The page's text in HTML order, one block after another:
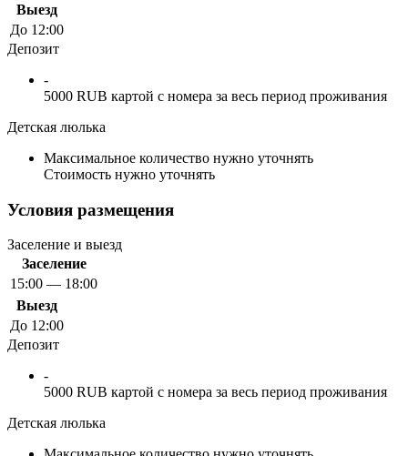
Выезд
До 12:00
Депозит
-
5000 RUB картой с номера за весь период проживания
Детская люлька
Максимальное количество нужно уточнять
Стоимость нужно уточнять
Условия размещения
Заселение и выезд
Заселение
15:00 — 18:00
Выезд
До 12:00
Депозит
-
5000 RUB картой с номера за весь период проживания
Детская люлька